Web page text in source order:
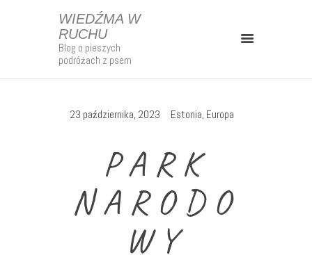
WIEDŹMA W
RUCHU
Blog o pieszych
podróżach z psem
23 października, 2023 Estonia, Europa
PARK
NARODO
WY
WIEDŹMA W RUCHU
Blog o pieszych podróżach z psem
Kontakt
Szlaki Długodystansowe